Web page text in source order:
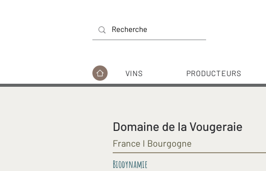
VINS PRODUCTEURS
Domaine de la Vougeraie
France I Bourgogne
Biodynamie